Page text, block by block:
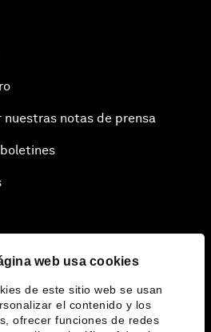
web usa cookies
de este sitio web se usan
el contenido y los
ofrecer funciones de redes
notas de prensa